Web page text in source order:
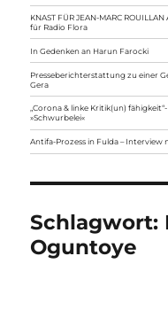
KNAST FÜR JEAN-MARC
für Radio Flora
In Gedenken an Harun Farocki
Presseberichterstattung zu einer
Gera
„Corona & linke Kritik(un)
»Schwurbelei«
Antifa-Prozess in Fulda – Interview
Schlagwort:
Oguntoye